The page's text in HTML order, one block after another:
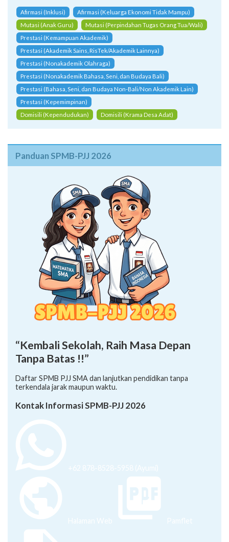
Afirmasi (Inklusi)
Afirmasi (Keluarga Ekonomi Tidak Mampu)
Mutasi (Anak Guru)
Mutasi (Perpindahan Tugas Orang Tua/Wali)
Prestasi (Kemampuan Akademik)
Prestasi (Akademik Sains, RisTek/Akademik Lainnya)
Prestasi (Nonakademik Olahraga)
Prestasi (Nonakademik Bahasa, Seni, dan Budaya Bali)
Prestasi (Bahasa, Seni, dan Budaya Non-Bali/Non Akademik Lain)
Prestasi (Kepemimpinan)
Domisili (Kependudukan)
Domisili (Krama Desa Adat)
Panduan SPMB-PJJ 2026
“Kembali Sekolah, Raih Masa Depan
Tanpa Batas !!”
Daftar SPMB PJJ SMA dan lanjutkan pendidikan tanpa
terkendala jarak maupun waktu.
Kontak Informasi SPMB-PJJ 2026
+62 878-8528-5958 (Ayumi)
Halaman Web Pamflet